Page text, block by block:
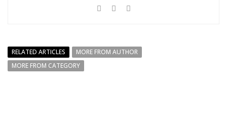
RELATED ARTICLES
MORE FROM AUTHOR
MORE FROM CATEGORY